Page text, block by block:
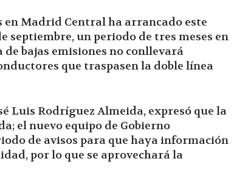
Madrid Central ha arrancado este
septiembre, un periodo de tres meses en
de bajas emisiones no conllevará
que traspasen la doble línea
Luis Rodríguez Almeida, expresó que la
el nuevo equipo de Gobierno
de avisos para que haya información
por lo que se aprovechará la